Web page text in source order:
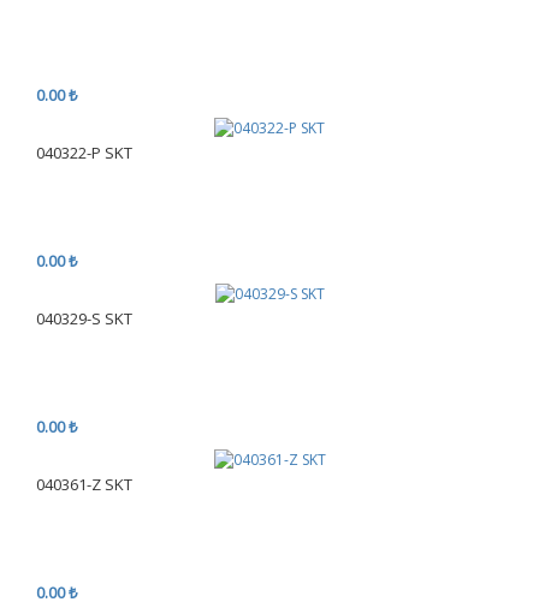
0.00 ₺
040322-P SKT
0.00 ₺
040329-S SKT
0.00 ₺
040361-Z SKT
0.00 ₺